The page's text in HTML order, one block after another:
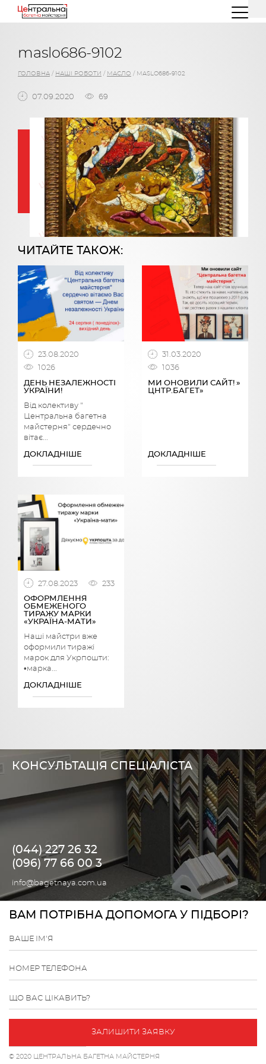
maslo686-9102
ГОЛОВНА / НАШІ РОБОТИ / МАСЛО / MASLO686-9102
07.09.2020 69
ЧИТАЙТЕ ТАКОЖ:
23.08.2020
1026
ДЕНЬ НЕЗАЛЕЖНОСТІ
УКРАЇНИ!
Від колективу "
Центральна багетна
майстерня" сердечно
вітає...
ДОКЛАДНІШЕ
31.03.2020
1036
МИ ОНОВИЛИ САЙТ! »
ЦНТР.БАГЕТ»
ДОКЛАДНІШЕ
27.08.2023
233
ОФОРМЛЕННЯ
ОБМЕЖЕНОГО
ТИРАЖУ МАРКИ
«УКРАЇНА-МАТИ»
Наші майстри вже
оформили тиражі
марок для Укрпошти:
•марка...
ДОКЛАДНІШЕ
КОНСУЛЬТАЦІЯ СПЕЦІАЛІСТА
(044) 227 26 32
(096) 77 66 00 3
info@bagetnaya.com.ua
ВАМ ПОТРІБНА ДОПОМОГА У ПІДБОРІ?
ВАШЕ ІМ'Я
НОМЕР ТЕЛЕФОНА
ЩО ВАС ЦІКАВИТЬ?
ЗАЛИШИТИ ЗАЯВКУ
© 2020 ЦЕНТРАЛЬНА БАГЕТНА МАЙСТЕРНЯ